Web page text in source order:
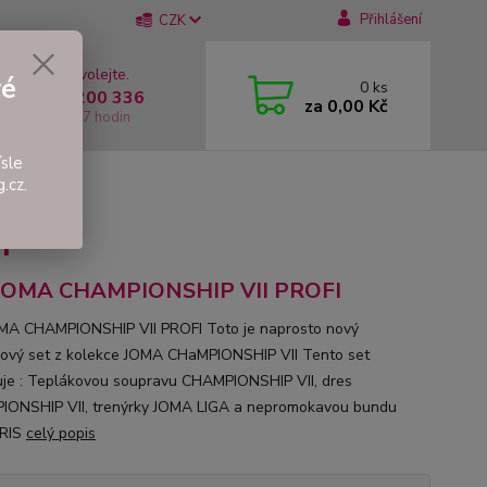
CZK Přihlášení
si rady? Zavolejte.
737 200 336
Pátek: 8 - 17 hodin
0 ks
za 0,00 Kč
CHAMPIONSHIP VII PROFI
CHAMPIONSHIP VII PROFI Toto je naprosto nový
set z kolekce JOMA CHaMPIONSHIP VII Tento set
: Teplákovou soupravu CHAMPIONSHIP VII, dres
VII, trenýrky JOMA LIGA a nepromokavou bundu
celý popis